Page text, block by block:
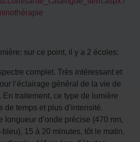
sur ce point, il y a 2 écoles:
complet. Très intéressant et
l’éclairage général de la vie de
traitement, ce type de lumière
de temps et plus d’intensité.
longueur d’onde précise (470 nm,
15 à 20 minutes, tôt le matin.